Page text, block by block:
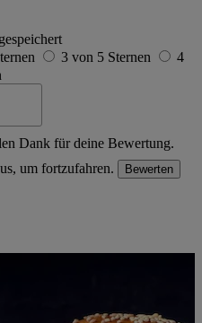
3 von 5 Sternen
4
Dank für deine Bewertung.
um fortzufahren.
Bewerten